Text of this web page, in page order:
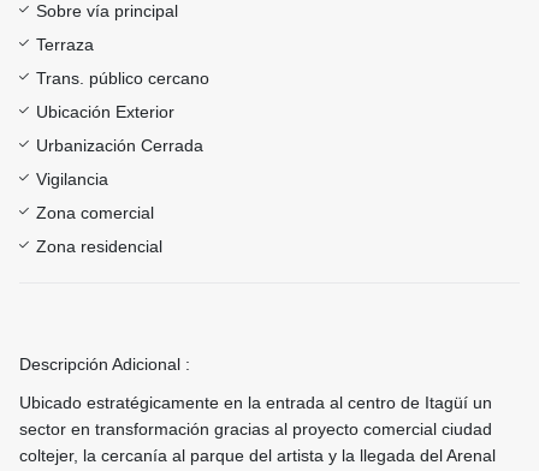
Sobre vía principal
Terraza
Trans. público cercano
Ubicación Exterior
Urbanización Cerrada
Vigilancia
Zona comercial
Zona residencial
Descripción Adicional :
Ubicado estratégicamente en la entrada al centro de Itagüí un
sector en transformación gracias al proyecto comercial ciudad
coltejer, la cercanía al parque del artista y la llegada del Arenal